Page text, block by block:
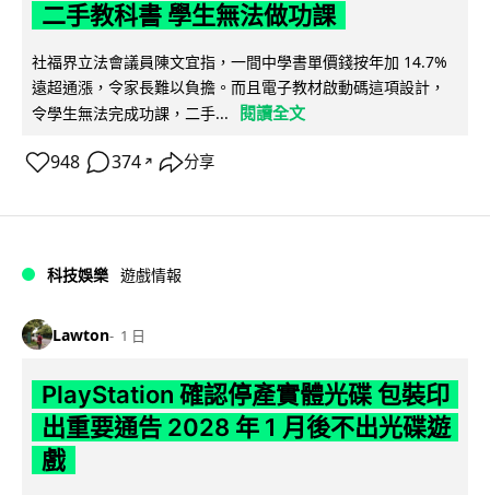
二手教科書 學生無法做功課
社福界立法會議員陳文宜指，一間中學書單價錢按年加 14.7%
遠超通漲，令家長難以負擔。而且電子教材啟動碼這項設計，
令學生無法完成功課，二手...
閱讀全文
948 374 ↗ 分享
科技娛樂 遊戲情報
Lawton 1 日
PlayStation 確認停產實體光碟 包裝印
出重要通告 2028 年 1 月後不出光碟遊
戲